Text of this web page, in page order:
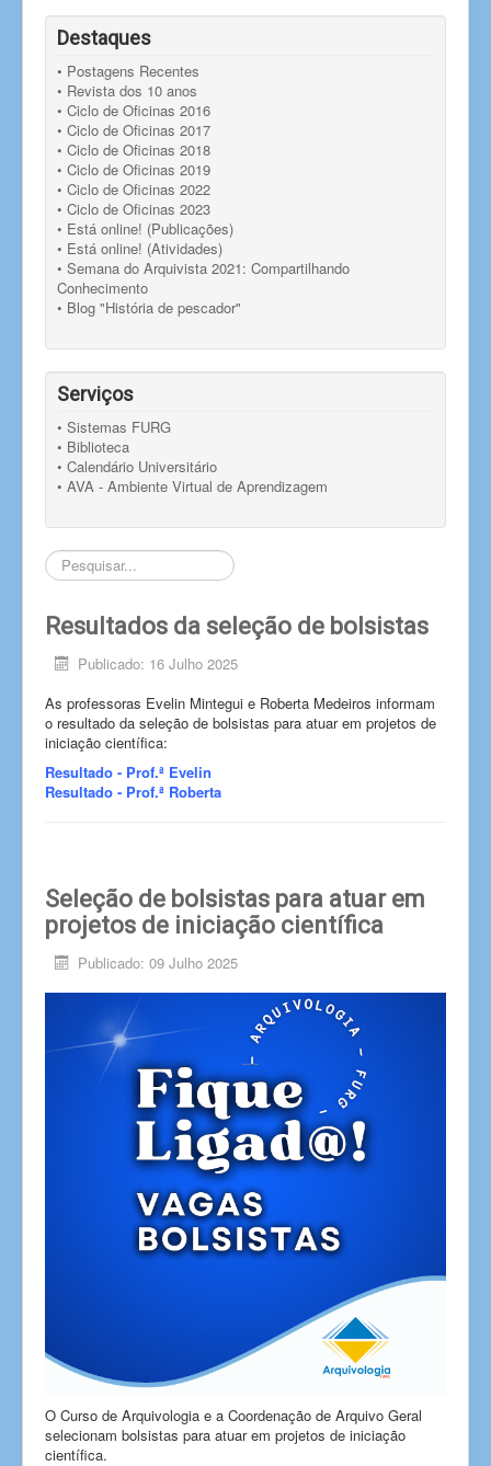
Destaques
• Postagens Recentes
• Revista dos 10 anos
• Ciclo de Oficinas 2016
• Ciclo de Oficinas 2017
• Ciclo de Oficinas 2018
• Ciclo de Oficinas 2019
• Ciclo de Oficinas 2022
• Ciclo de Oficinas 2023
• Está online! (Publicações)
• Está online! (Atividades)
• Semana do Arquivista 2021: Compartilhando
Conhecimento
• Blog "História de pescador"
Serviços
• Sistemas FURG
• Biblioteca
• Calendário Universitário
• AVA - Ambiente Virtual de Aprendizagem
Pesquisar...
Resultados da seleção de bolsistas
Publicado: 16 Julho 2025
As professoras Evelin Mintegui e Roberta Medeiros informam
o resultado da seleção de bolsistas para atuar em projetos de
iniciação científica:
Resultado - Prof.ª Evelin
Resultado - Prof.ª Roberta
Seleção de bolsistas para atuar em
projetos de iniciação científica
Publicado: 09 Julho 2025
O Curso de Arquivologia e a Coordenação de Arquivo Geral
selecionam bolsistas para atuar em projetos de iniciação
científica.